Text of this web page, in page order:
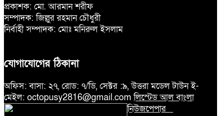
প্রকাশক: মো. আরমান শরীফ
সম্পাদক: জিল্লুর রহমান চৌধুরী
নির্বাহী সম্পাদক: মোঃ মনিরুল ইসলাম
যোগাযোগের ঠিকানা
অফিস: বাসা: ২৭, রোড: ৭/ডি, সেক্টর :৯, উত্তরা মডেল টাউন ই-
মেইল: octopusy2816@gmail.comলিস্টেড আল বাংলা
নিউজপেপার